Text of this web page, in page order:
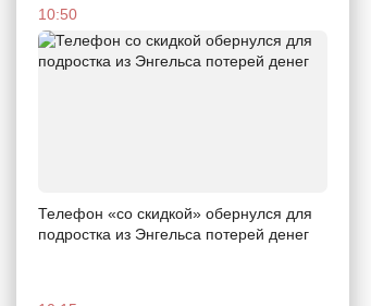
10:50
Телефон «со скидкой» обернулся для
подростка из Энгельса потерей денег